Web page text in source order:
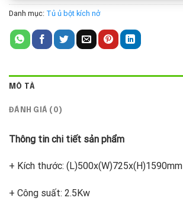
Danh mục: Tủ ủ bột kích nở
MÔ TẢ
ĐÁNH GIÁ (0)
Thông tin chi tiết sản phẩm
+ Kích thước: (L)500x(W)725x(H)1590mm
+ Công suất: 2.5Kw